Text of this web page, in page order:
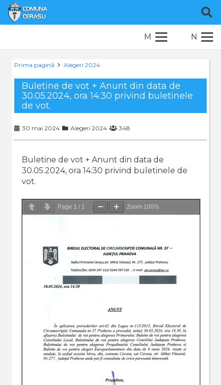
M N
Prima pagină Alegeri 2024
Buletine de vot + Anunt din data de
30.05.2024, ora 14:30 privind buletinele
de vot.
30 mai 2024 Alegeri 2024 348
Buletine de vot + Anunt din data de
30.05.2024, ora 14:30 privind buletinele de
vot.
Page 1 / 1 Zoom 100%